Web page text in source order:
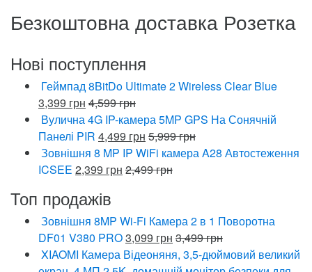
Безкоштовна доставка Розетка
Нові поступлення
Геймпад 8BitDo Ultimate 2 Wireless Clear Blue
3,399 грн 4,599грн
Вулична 4G IP-камера 5MP GPS На Сонячній
Панелі PIR 4,499 грн 5,999грн
Зовнішня 8 MP IP WiFi камера A28 Автостеження
ICSEE 2,399 грн 2,499грн
Топ продажів
Зовнішня 8MP Wi-Fi Камера 2 в 1 Поворотна
DF01 V380 PRO3,099 грн 3,499грн
XIAOMI Камера Відеоняня, 3,5-дюймовий великий